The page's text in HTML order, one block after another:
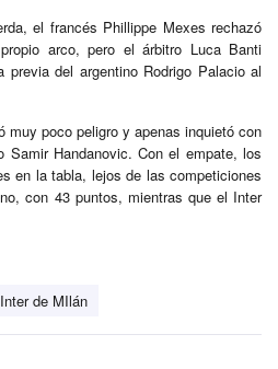
el francés Phillippe Mexes rechazó
arco, pero el árbitro Luca Banti
del argentino Rodrigo Palacio al
muy poco peligro y apenas inquietó con
Samir Handanovic. Con el empate, los
en la tabla, lejos de las competiciones
con 43 puntos, mientras que el Inter
Inter de MIlán